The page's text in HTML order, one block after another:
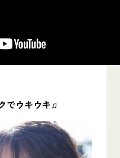
でウキウキ♫